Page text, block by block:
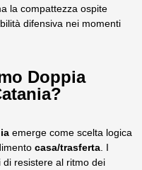
la compattezza ospite
difensiva nei momenti
Doppia
emerge come scelta logica
casa/trasferta . I
resistere al ritmo dei